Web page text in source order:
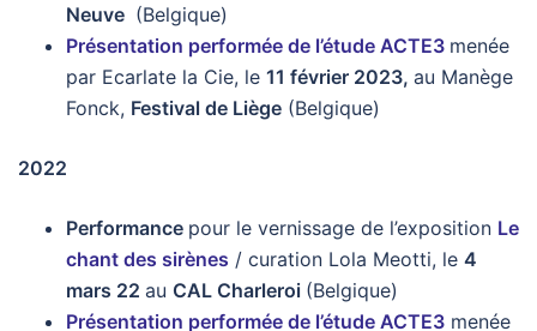
Neuve (Belgique)
Présentation performée de l’étude ACTE3 menée
par Ecarlate la Cie, le 11 février 2023, au Manège
Fonck, Festival de Liège (Belgique)
2022
Performance pour le vernissage de l’exposition Le
chant des sirènes / curation Lola Meotti, le 4
mars 22 au CAL Charleroi (Belgique)
Présentation performée de l’étude ACTE3 menée